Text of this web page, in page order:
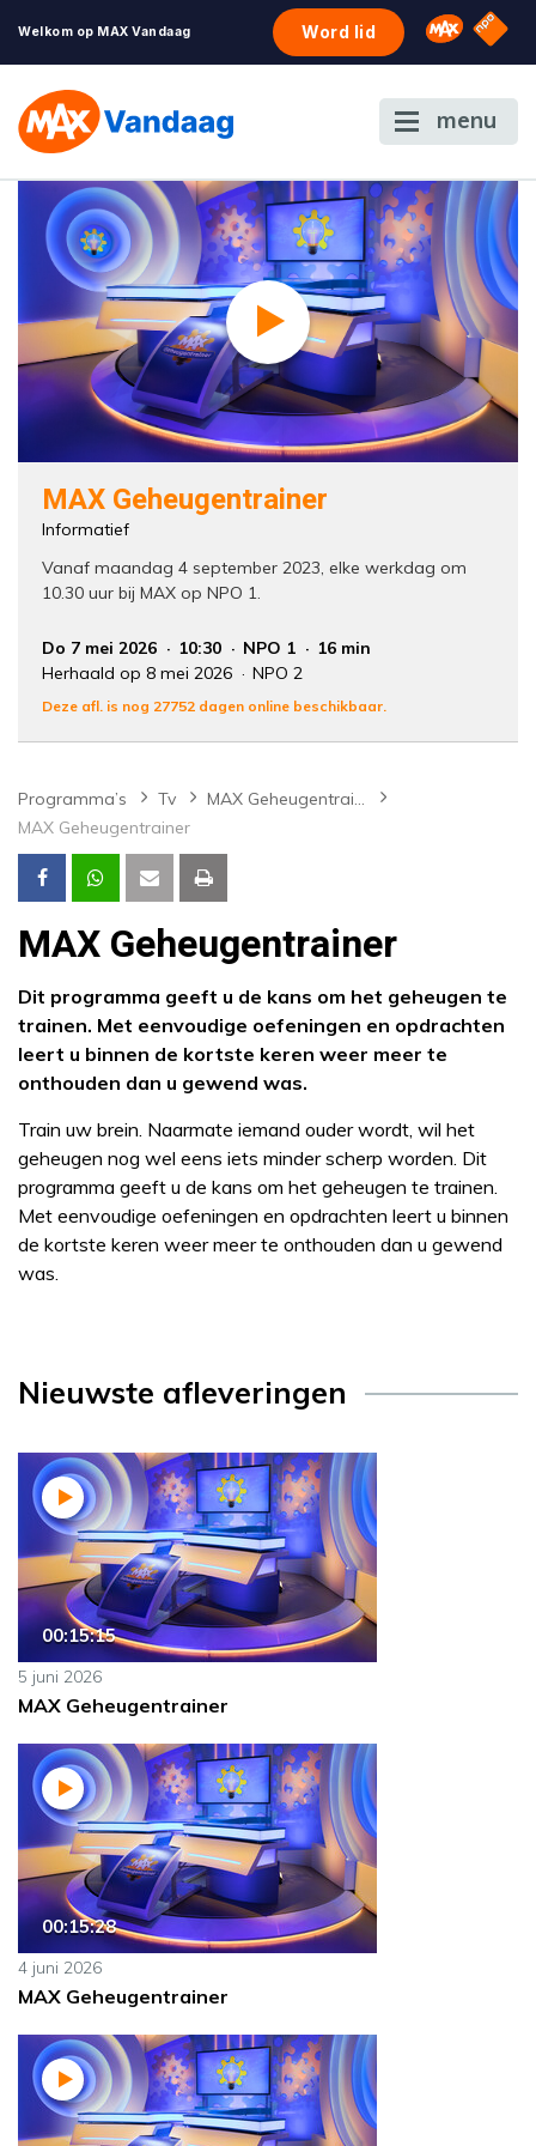
Welkom op MAX Vandaag Word lid Omroep
NPO
menu
MAX Geheugentrainer
Informatief
Vanaf maandag 4 september 2023, elke werkdag om
10.30 uur bij MAX op NPO 1.
Do 7 mei 2026 10:30 NPO 1
16 min
Herhaald op 8 mei 2026
NPO 2
Deze afl. is nog 27752 dagen online beschikbaar.
Programma’s Tv
MAX Geheugentrainer
MAX Geheugentrainer
MAX Geheugentrainer
Dit programma geeft u de kans om het geheugen te
trainen. Met eenvoudige oefeningen en opdrachten
leert u binnen de kortste keren weer meer te
onthouden dan u gewend was.
Train uw brein. Naarmate iemand ouder wordt, wil het
geheugen nog wel eens iets minder scherp worden. Dit
programma geeft u de kans om het geheugen te trainen.
Met eenvoudige oefeningen en opdrachten leert u binnen
de kortste keren weer meer te onthouden dan u gewend
was.
Nieuwste afleveringen
00:15:15
5 juni 2026
MAX Geheugentrainer
00:15:28
4 juni 2026
MAX Geheugentrainer